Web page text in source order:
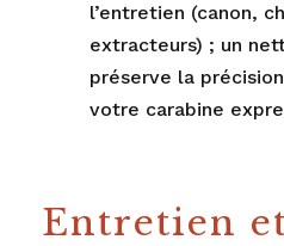
l’entretien (canon,
extracteurs) ; un
préserve la
votre carabine
Entretien